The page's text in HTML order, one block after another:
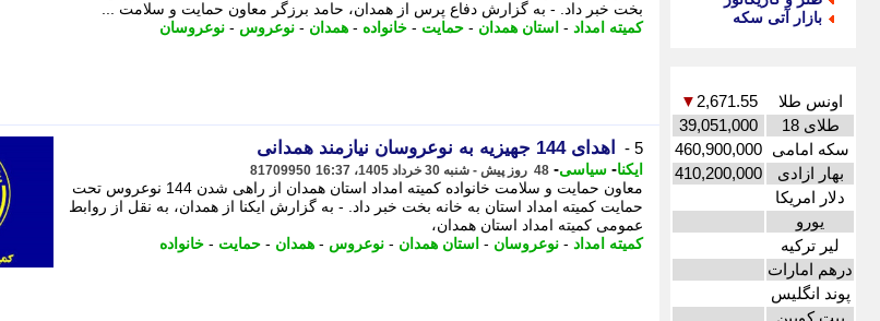
بازار آتی سکه
اونس طلا 2,671.55
▼
طلای 18
39,051,000
سکه امامی 460,900,000
بهار ازادی
410,200,000
دلار امریکا
یورو
لیر ترکیه
درهم امارات
پوند انگلیس
بیت کویین
بخت خبر داد. - به گزارش دفاع پرس از همدان، حامد برزگر معاون حمایت و سلامت ...
کمیته امداد - استان همدان - حمایت - خانواده - همدان - نوعروس - نوعروسان
5 - اهدای 144 جهیزیه به نوعروسان نیازمند همدانی
ایکنا- سیاسی- 48 روز پیش - شنبه 30 خرداد 1405، 16:37 81709950
معاون حمایت و سلامت خانواده کمیته امداد استان همدان از راهی شدن 144 نوعروس تحت
حمایت کمیته امداد استان به خانه بخت خبر داد. - به گزارش ایکنا از همدان، به نقل از روابط
عمومی کمیته امداد استان همدان،
کمیته امداد - نوعروسان - استان همدان - نوعروس - همدان - حمایت - خانواده